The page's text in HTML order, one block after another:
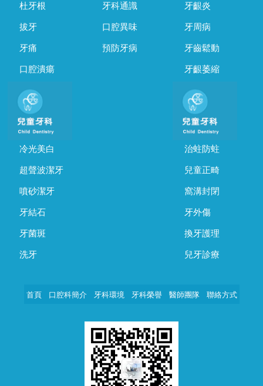
杜牙根
拔牙
牙痛
口腔潰瘍
牙科通識
口腔異味
預防牙病
牙齦炎
牙周病
牙齒鬆動
牙齦萎縮
冷光美白
超聲波潔牙
噴砂潔牙
牙結石
牙菌斑
洗牙
治蛀防蛀
兒童正畸
窩溝封閉
牙外傷
換牙護理
兒牙診療
首頁 口腔科簡介 牙科環境 牙科榮譽 醫師團隊 聯絡方式